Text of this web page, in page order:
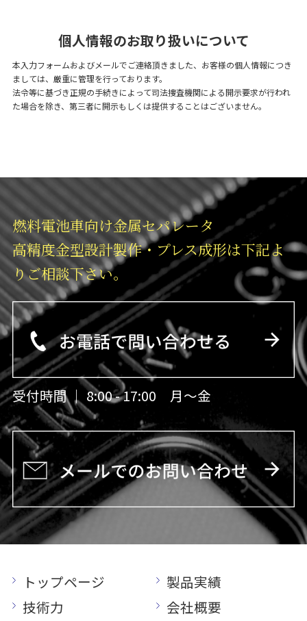
個人情報のお取り扱いについて
本入力フォームおよびメールでご連絡頂きました、お客様の個人情報につき
ましては、厳重に管理を行っております。
法令等に基づき正規の手続きによって司法捜査機関による開示要求が行われ
た場合を除き、第三者に開示もしくは提供することはございません。
燃料電池車向け金属セパレータ
高精度金型設計製作・プレス成形は下記よ
りご相談下さい。
受付時間 ｜ 8:00 - 17:00 月〜金
トップページ
技術力
製品実績
会社概要